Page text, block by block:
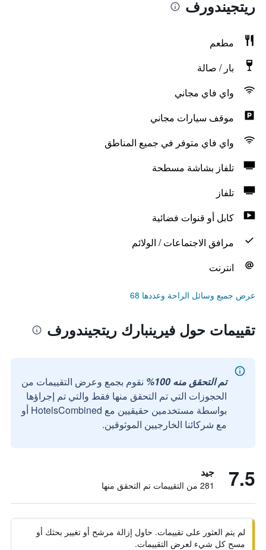
ريتجيندورف
مطعم
بار / صالة
واي فاي مجاني
موقف سيارات مجاني
واي فاي متوفر في جميع المناطق
تلفاز بشاشة مسطحة
تلفاز
كابل أو قنوات فضائية
مرافق الاجتماعات / الولائم
انترنت
عرض جميع وسائل الراحة وعددها 68
تقييمات حول فيرينبارك ريتجيندورف
تم التحقق منه 100%
نقوم بجمع وعرض التقييمات من
الحجوزات التي تم التحقق منها فقط والتي تم إجراؤها
بواسطة مستخدمين حقيقيين مع HotelsCombined أو
مع شركائنا الخارجيين الموثوقين.
7.5 جيد
281 من التقييمات تم التحقق منها
لم يتم العثور على تقييمات. حاول إزالة مرشح أو تغيير بحثك أو
مسح كل شيء لعرض التقييمات.